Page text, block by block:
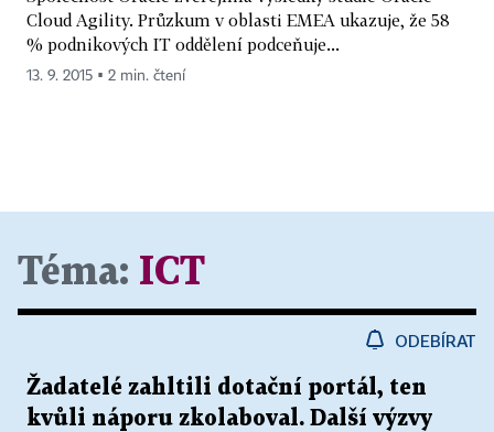
Cloud Agility. Průzkum v oblasti EMEA ukazuje, že 58
% podnikových IT oddělení podceňuje...
13. 9. 2015 ▪ 2 min. čtení
Téma: ICT
ODEBÍRAT
Žadatelé zahltili dotační portál, ten
kvůli náporu zkolaboval. Další výzvy